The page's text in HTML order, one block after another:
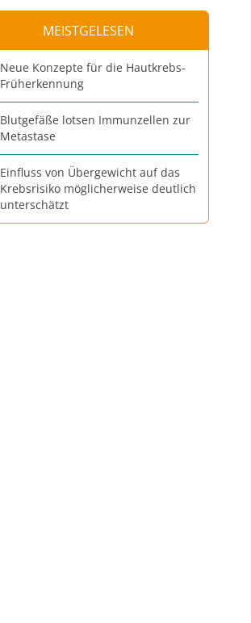
MEISTGELESEN
Neue Konzepte für die Hautkrebs-
Früherkennung
Blutgefäße lotsen Immunzellen zur
Metastase
Einfluss von Übergewicht auf das
Krebsrisiko möglicherweise deutlich
unterschätzt